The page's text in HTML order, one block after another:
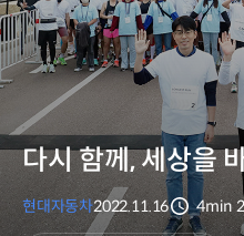
다시 함께, 세상을
현대자동차2022.11.16
분량
4min